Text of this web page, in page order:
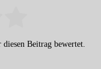
Beitrag bewertet.